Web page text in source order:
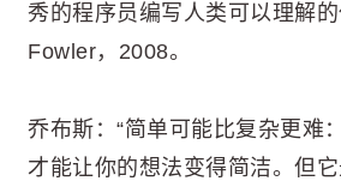
秀的程序员编写人类可以理解
Fowler，2008。
乔布斯：“简单可能比复杂更难
才能让你的想法变得简洁。但它